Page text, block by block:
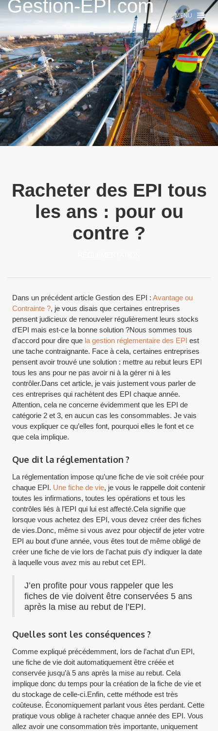
Gestion-EPI.com MENU
Racheter des EPI tous
les ans : pour ou
contre ?
Dans un précédent article Gestion des EPI :Avantage ou
Contrainte ?, je vous disais que certaines entreprises
pensent judicieux de renouveler régulièrement leurs stocks
d’EPI mais est-ce la bonne solution ?Nous sommes tous
d’accord pour dire que la gestion réglementaire des EPI est
une tache contraignante. Face à cela, certaines entreprises
pensent avoir trouvé une solution : mettre au rebut leurs EPI
tous les ans pour ne pas avoir ni à la gérer ni à les
contrôler.Dans cet article, je vais justement vous parler de
ces entreprises qui rachètent des EPI chaque année.
Attention, cela ne concerne évidemment que les EPI de
catégorie 2 et 3, en aucun cas les consommables. Je vais
vous expliquer ce qu’elles font, pourquoi elles le font et ce
que cela implique.
Que dit la réglementation ?
La réglementation impose qu’une fiche de vie soit créée pour
chaque EPI. Une fiche de vie, je vous le rappelle doit contenir
toutes les infirmations, toutes les opérations et tous les
contrôles liés à l’EPI qui lui est affecté.Cela signifie que
lorsque vous achetez des EPI, vous devez créer des fiches
de vies.Donc, même si vous avez pour objectif de jeter votre
EPI au bout d’une année, vous êtes tout de même obligé de
créer une fiche de vie lors de l’achat puis d’y indiquer la date
à laquelle vous avez mis au rebut cet EPI.
J’en profite pour vous rappeler que les
fiches de vie doivent être conservées 5 ans
après la mise au rebut de l’EPI.
Quelles sont les conséquences ?
Comme expliqué précédemment, lors de l’achat d’un EPI,
une fiche de vie doit automatiquement être créée et
conservée jusqu’à 5 ans après la mise au rebut. Cela
implique donc du temps pour la création de la fiche de vie et
du stockage de celle-ci.Enfin, cette méthode est très
coûteuse. Économiquement parlant vous êtes perdant. Cette
pratique vous oblige à racheter chaque année des EPI. Vous
allez avoir une consommation très importante, uniquement